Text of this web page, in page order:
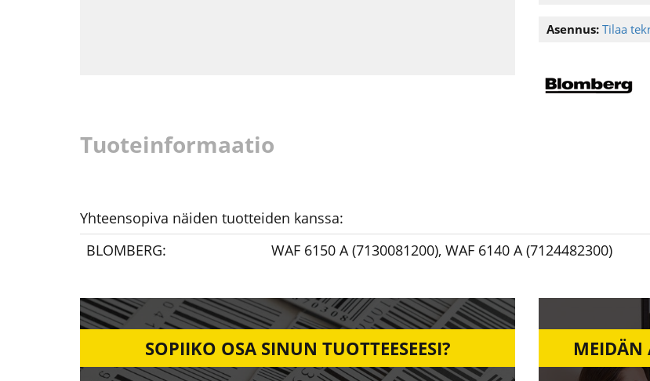
Asennus: Tilaa
Tuoteinformaatio
Yhteensopiva näiden tuotteiden kanssa:
BLOMBERG:
WAF 6150 A (7130081200), WAF 6140 A (7124482300)
SOPIIKO OSA SINUN TUOTTEESEESI?
MEIDÄN